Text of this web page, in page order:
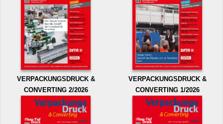
VERPACKUNGSDRUCK &
CONVERTING 2/2026
VERPACKUNGSDRUCK &
CONVERTING 1/2026